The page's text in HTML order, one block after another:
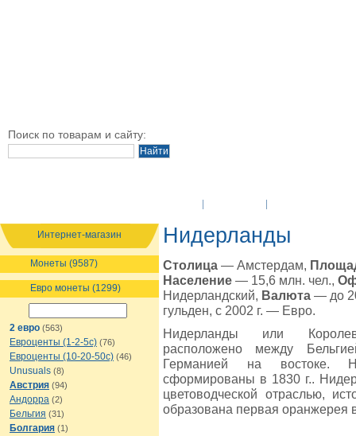
Поиск по товарам и сайту:
Интернет-магазин
Монеты (9587)
Евро монеты (1299)
2 евро (563)
Евроценты (1-2-5с) (76)
Евроценты (10-20-50с) (46)
Unusuals (8)
Австрия (94)
Андорра (2)
Бельгия (31)
Болгария (1)
Нидерланды
Столица — Амстердам,
Население — 15,6 млн. чел.,
Нидерландский, Валюта — до
гульден, с 2002 г. — Евро.
Нидерланды или
расположено между
Германией на востоке.
сформированы в 1830 г..
цветоводческой отраслью,
образована первая оранжерея